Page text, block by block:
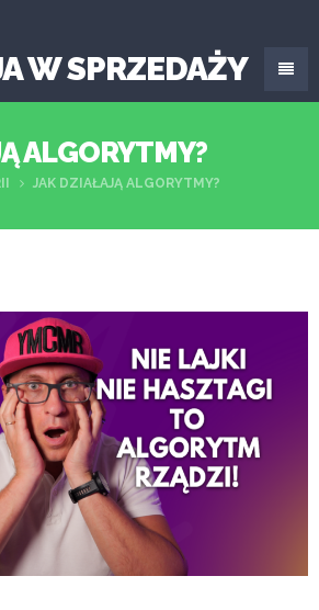
W SPRZEDAŻY
ALGORYTMY?
JAK DZIAŁAJĄ ALGORYTMY?